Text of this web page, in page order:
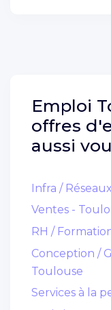
Emploi
offres
aussi
Infra /
Ventes -
RH /
Conception /
Toulouse
Services à la